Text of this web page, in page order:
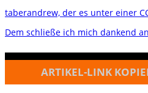
taberandrew, der es unter einer
Dem schließe ich mich dankend
ARTIKEL-LINK